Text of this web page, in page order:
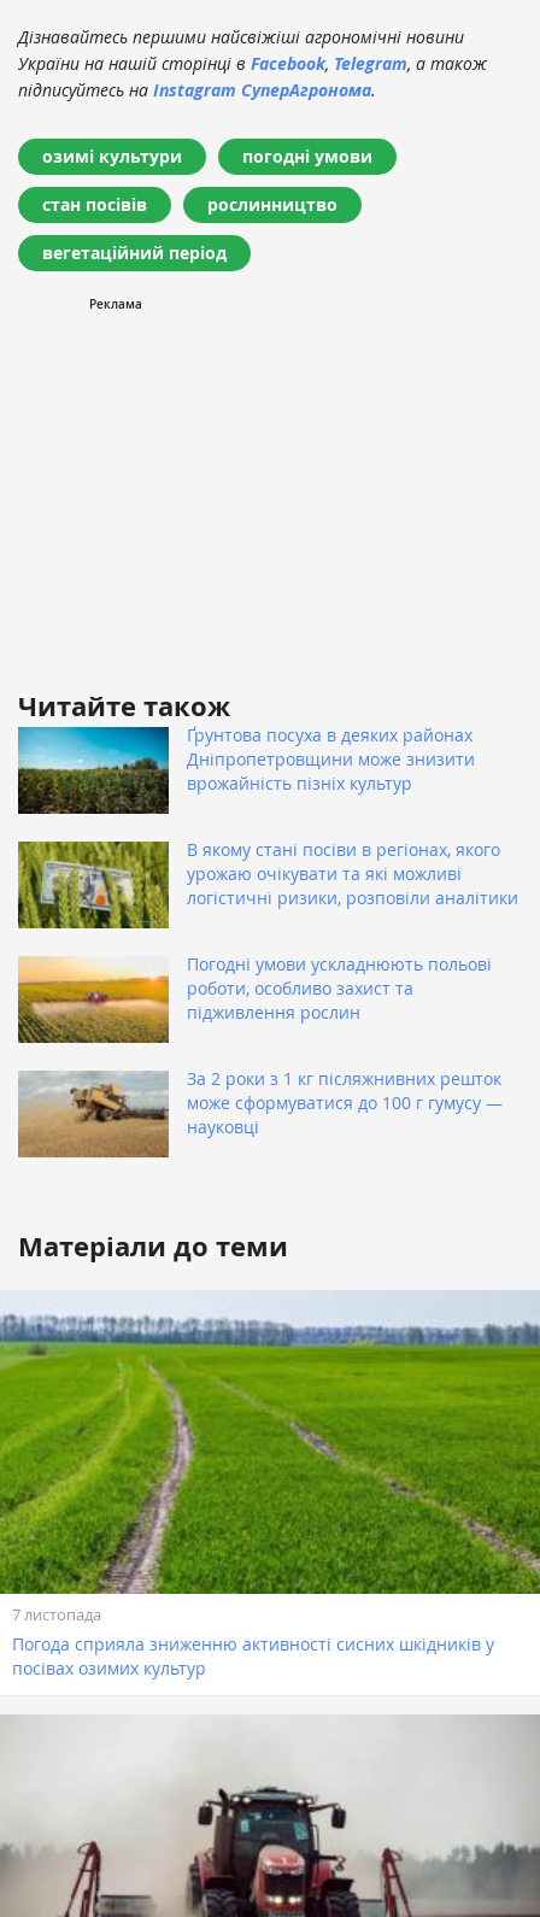
Дізнавайтесь першими найсвіжіші агрономічні новини
України на нашій сторінці в Facebook, Telegram, а також
підписуйтесь на Instagram СуперАгронома.
озимі культури погодні умови
стан посівів рослинництво
вегетаційний період
Читайте також
Ґрунтова посуха в деяких районах
Дніпропетровщини може знизити
врожайність пізніх культур
В якому стані посіви в регіонах, якого
урожаю очікувати та які можливі
логістичні ризики, розповіли аналітики
Погодні умови ускладнюють польові
роботи, особливо захист та
підживлення рослин
За 2 роки з 1 кг післяжнивних решток
може сформуватися до 100 г гумусу —
науковці
Матеріали до теми
7 листопада
Погода сприяла зниженню активності сисних шкідників у
посівах озимих культур